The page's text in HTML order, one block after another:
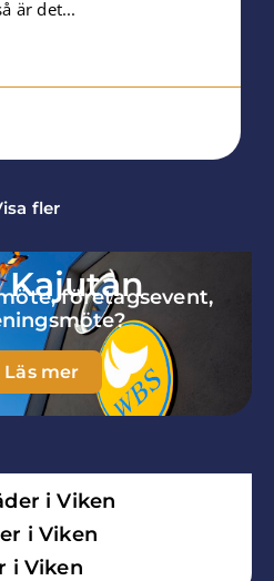
är det...
fler
Kajutan
företagsevent,
Läs mer
i Viken
i Viken
i Viken